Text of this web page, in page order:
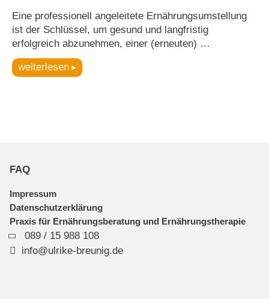
Eine professionell angeleitete Ernährungsumstellung
ist der Schlüssel, um gesund und langfristig
erfolgreich abzunehmen, einer (erneuten) …
weiterlesen
FAQ
Impressum
Datenschutzerklärung
Praxis für Ernährungsberatung und Ernährungstherapie
089 / 15 988 108
info@ulrike-breunig.de